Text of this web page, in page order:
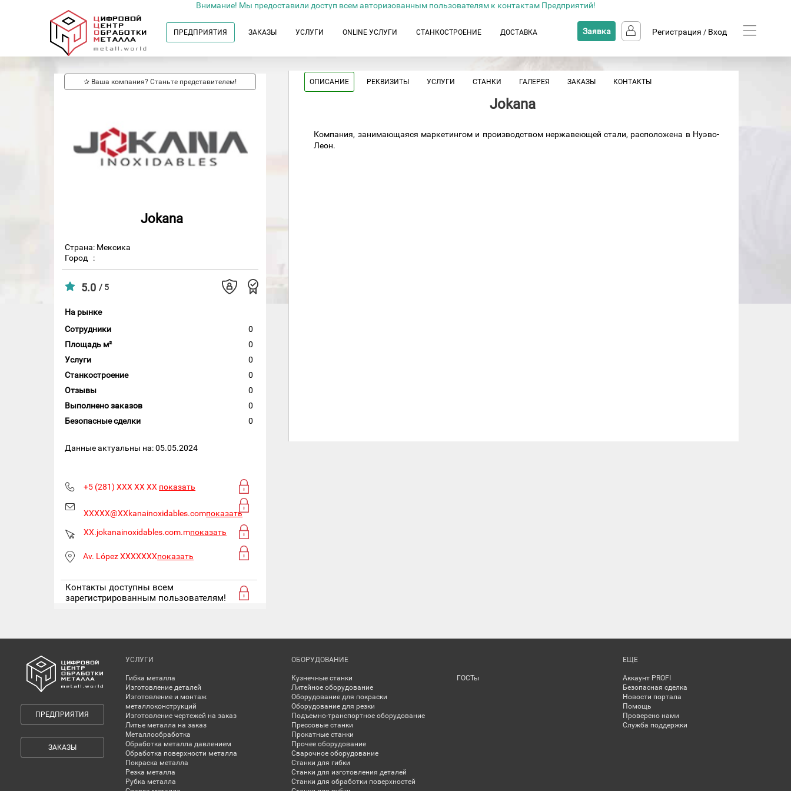
Внимание! Мы предоставили доступ всем авторизованным пользователям к контактам Предприятий!
ПРЕДПРИЯТИЯ ЗАКАЗЫ УСЛУГИ ONLINE УСЛУГИ СТАНКОСТРОЕНИЕ ДОСТАВКА Заявка Регистрация / Вход
✰ Ваша компания? Станьте представителем!
Jokana
Страна: Мексика
Город
:
5.0 / 5
На рынке
Сотрудники
0
Площадь м²
0
Услуги
0
Станкостроение
0
Отзывы
0
Выполнено заказов
0
Безопасные сделки
0
Данные актуальны на: 05.05.2024
+5 (281) XXX XX XX показать
XXXXX@XXkanainoxidables.comпоказать
XX.jokanainoxidables.com.mпоказать
Av. López XXXXXXXпоказать
Контакты доступны всем
зарегистрированным пользователям!
ОПИСАНИЕ РЕКВИЗИТЫ УСЛУГИ СТАНКИ ГАЛЕРЕЯ ЗАКАЗЫ КОНТАКТЫ
Jokana
Компания, занимающаяся маркетингом и производством нержавеющей стали, расположена в Нуэво-
Леон.
ПРЕДПРИЯТИЯ
ЗАКАЗЫ
УСЛУГИ
Гибка металла
Изготовление деталей
Изготовление и монтаж
металлоконструкций
Изготовление чертежей на заказ
Литье металла на заказ
Металлообработка
Обработка металла давлением
Обработка поверхности металла
Покраска металла
Резка металла
Рубка металла
ОБОРУДОВАНИЕ
Кузнечные станки
Литейное оборудование
Оборудование для покраски
Оборудование для резки
Подъемно-транспортное оборудование
Прессовые станки
Прокатные станки
Прочее оборудование
Сварочное оборудование
Станки для гибки
Станки для изготовления деталей
Станки для обработки поверхностей
ГОСТы
ЕЩЕ
Аккаунт PROFI
Безопасная сделка
Новости портала
Помощь
Проверено нами
Служба поддержки